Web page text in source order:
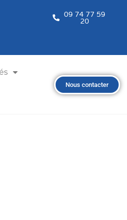
09 74 77 59
20
Nous contacter